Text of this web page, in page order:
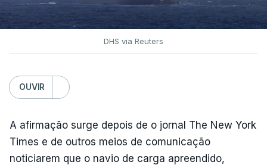
DHS via Reuters
OUVIR
A afirmação surge depois de o jornal The New York
Times e de outros meios de comunicação
noticiarem que o navio de carga apreendido,